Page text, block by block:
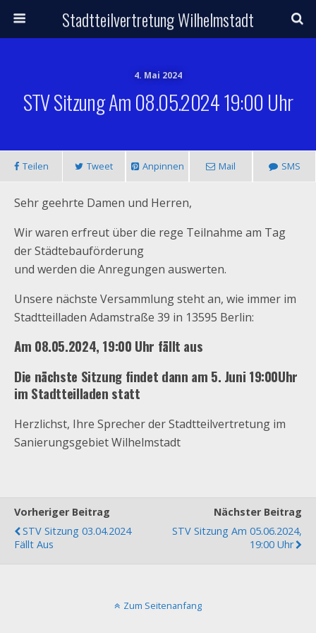
Stadtteilvertretung Wilhelmstadt
4. Mai 2024
STV Sitzung Am 08.05.2024 19:00 Uhr
Teilen Tweet Anpinnen Mail SMS
Sehr geehrte Damen und Herren,
Wir waren erfreut über die rege Teilnahme am Tag
der Städtebauförderung
und werden die Anregungen auswerten.
Unsere nächste Versammlung steht an, wie immer im
Stadtteilladen Adamstraße 39 in 13595 Berlin:
Am 08.05.2024, 19:00 Uhr fällt aus
Die nächste Sitzung findet dann am 5. Juni 19:00Uhr
im Stadtteilladen statt
Herzlichst, Ihre Sprecher der Stadtteilvertretung im
Sanierungsgebiet Wilhelmstadt
Vorheriger Beitrag
STV Sitzung 03.04.2024
Fällt Aus
Nächster Beitrag
STV Sitzung Am 05.06.2024,
19:00 Uhr
Zum Seitenanfang